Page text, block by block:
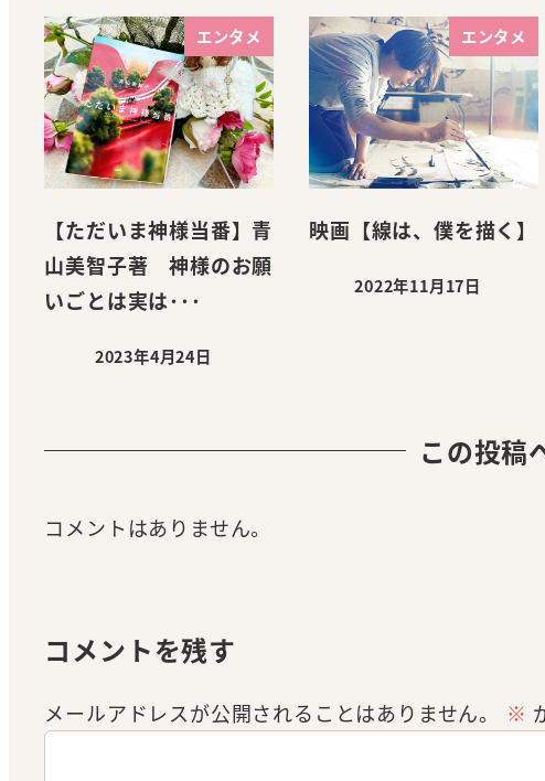
エンタメ
【ただいま神様当番】青
山美智子著 神様のお願
いごとは実は･･･
投稿日
2023年4月24日
エンタメ
映画【線は、僕を描く】
投稿日
2022年11月17日
この投稿
コメントはありません。
コメントを残す
メールアドレスが公開されることはありません。 ※